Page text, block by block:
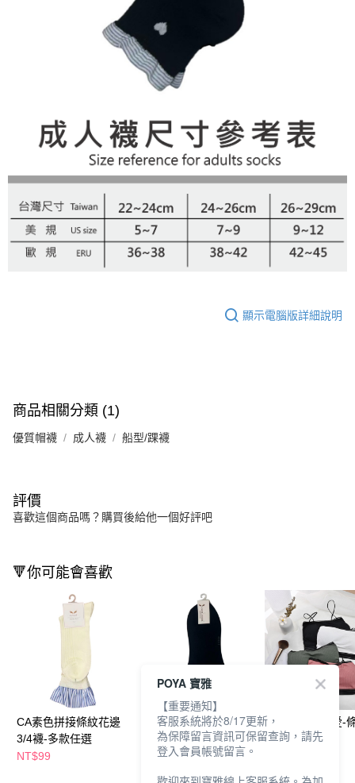
顯示電腦版詳細說明
商品相關分類 (1)
優質帽襪 成人襪 船型/踝襪
評價
喜歡這個商品嗎？購買後給他一個好評吧
🔻你可能會喜歡
CA素色拼接條紋花邊
3/4襪-多款任選
NT$99
CA蝴蝶結拼接格紋花
邊1/4襪-多款任選
NT$59
CA-平口小可愛-
POYA 寶雅
【重要通知】
客服系統將於8/17更新，
為保障留言資訊可保留查詢，請先
登入會員帳號留言。